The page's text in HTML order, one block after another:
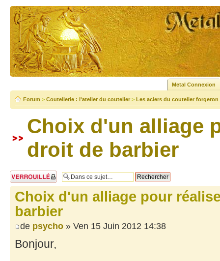
Metal Connexion
Forum > Coutellerie : l'atelier du coutelier > Les aciers du coutelier forgeron
Choix d'un alliage
droit de barbier
Sujet verrouillé
Choix d'un alliage pour
barbier
de psycho » Ven 15 Juin 2012 14:38
Bonjour,